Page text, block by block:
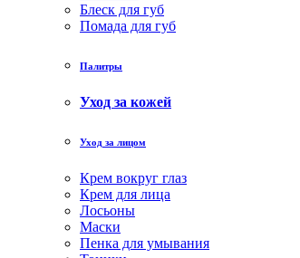
Блеск для губ
Помада для губ
Палитры
Уход за кожей
Уход за лицом
Крем вокруг глаз
Крем для лица
Лосьоны
Маски
Пенка для умывания